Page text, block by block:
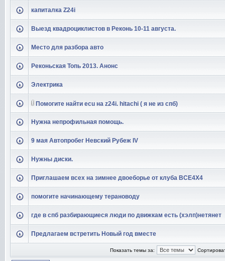
капиталка Z24i
Выезд квадроциклистов в Реконь 10-11 августа.
Место для разбора авто
Реконьская Топь 2013. Анонс
Электрика
Помогите найти ecu на z24i. hitachi ( я не из спб)
Нужна непрофильная помощь.
9 мая Автопробег Невский Рубеж IV
Нужны диски.
Приглашаем всех на зимнее двоеборье от клуба ВСЕ4Х4
помогите начинающему терановоду
где в спб разбирающиеся люди по движкам есть (хэлп)нетянет
Предлагаем встретить Новый год вместе
Показать темы за: